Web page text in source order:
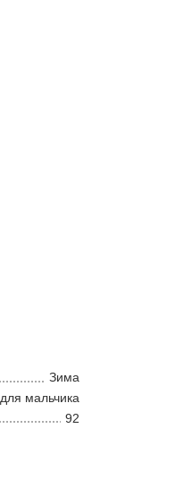
Зима
для мальчика
92